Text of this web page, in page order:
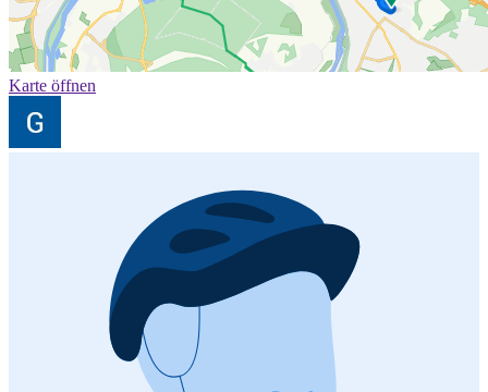
Karte öffnen